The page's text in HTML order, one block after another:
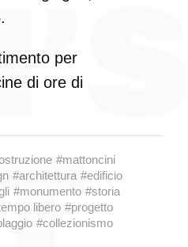
per
di ore di
#mattoncini
#architettura #edificio
#monumento #storia
libero #progetto
#collezionismo